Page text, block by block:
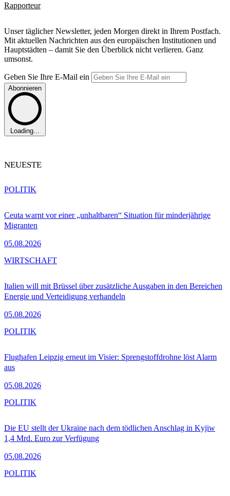
Rapporteur
Unser täglicher Newsletter, jeden Morgen direkt in Ihrem Postfach.
Mit aktuellen Nachrichten aus den europäischen Institutionen und
Hauptstädten – damit Sie den Überblick nicht verlieren. Ganz
umsonst.
Geben Sie Ihre E-Mail ein
Abonnieren
Loading...
NEUESTE
Ceuta warnt vor einer „unhaltbaren“ Situation für minderjährige
Migranten
05.08.2026
POLITIK
Italien will mit Brüssel über zusätzliche Ausgaben in den Bereichen
Energie und Verteidigung verhandeln
05.08.2026
WIRTSCHAFT
Flughafen Leipzig erneut im Visier: Sprengstoffdrohne löst Alarm
aus
05.08.2026
POLITIK
Die EU stellt der Ukraine nach dem tödlichen Anschlag in Kyjiw
1,4 Mrd. Euro zur Verfügung
05.08.2026
POLITIK
POLITIK